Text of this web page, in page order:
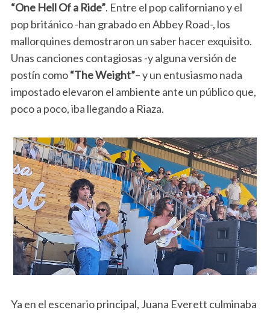
“One Hell Of a Ride”. Entre el pop californiano y el
pop británico -han grabado en Abbey Road-, los
mallorquines demostraron un saber hacer exquisito.
Unas canciones contagiosas -y alguna versión de
postín como“The Weight”– y un entusiasmo nada
impostado elevaron el ambiente ante un público que,
poco a poco, iba llegando a Riaza.
Ya en el escenario principal, Juana Everett culminaba